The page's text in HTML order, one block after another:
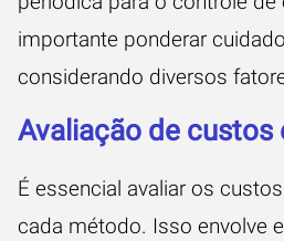
importante ponderar
considerando diversos
Avaliação de custos
É essencial avaliar os
cada método. Isso envolve